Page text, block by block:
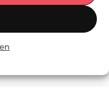
praktische tips en
met lezen op